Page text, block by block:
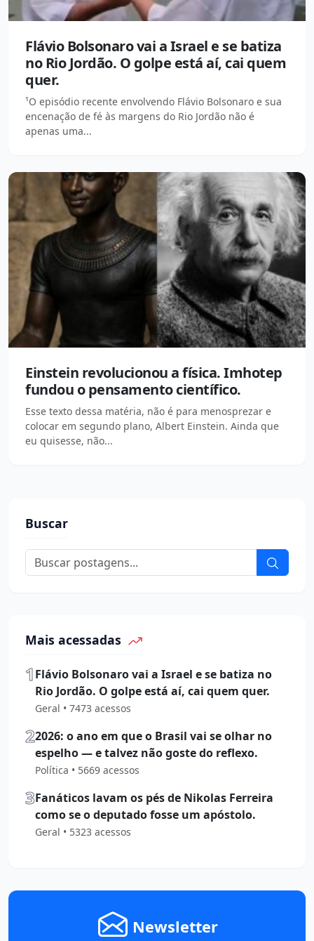
Flávio Bolsonaro vai a Israel e se batiza
no Rio Jordão. O golpe está aí, cai quem
quer.
¹O episódio recente envolvendo Flávio Bolsonaro e sua
encenação de fé às margens do Rio Jordão não é
apenas uma...
Einstein revolucionou a física. Imhotep
fundou o pensamento científico.
Esse texto dessa matéria, não é para menosprezar e
colocar em segundo plano, Albert Einstein. Ainda que
eu quisesse, não...
Buscar
Mais acessadas
1Flávio Bolsonaro vai a Israel e se batiza no
Rio Jordão. O golpe está aí, cai quem quer.
Geral • 7473 acessos
22026: o ano em que o Brasil vai se olhar no
espelho — e talvez não goste do reflexo.
Política • 5669 acessos
3Fanáticos lavam os pés de Nikolas Ferreira
como se o deputado fosse um apóstolo.
Geral • 5323 acessos
Newsletter